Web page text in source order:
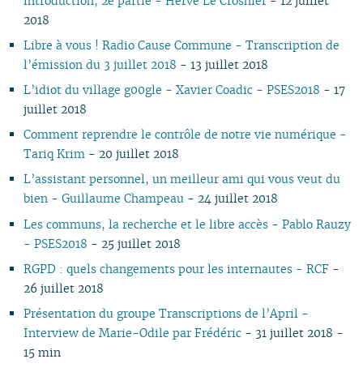
01 01 01 01 01 01 0102
03
02
02 03
03
01
2018
Libre à vous ! Radio Cause Commune - Transcription de
l’émission du 3 juillet 2018 - 13 juillet 2018
L’idiot du village g00gle - Xavier Coadic - PSES2018 - 17
juillet 2018
Comment reprendre le contrôle de notre vie numérique -
Tariq Krim- 20 juillet 2018
L’assistant personnel, un meilleur ami qui vous veut du
bien - Guillaume Champeau - 24 juillet 2018
Les communs, la recherche et le libre accès - Pablo Rauzy
- PSES2018 - 25 juillet 2018
RGPD : quels changements pour les internautes - RCF-
26 juillet 2018
Présentation du groupe Transcriptions de l’April -
Interview de Marie-Odile par Frédéric- 31 juillet 2018 -
15 min